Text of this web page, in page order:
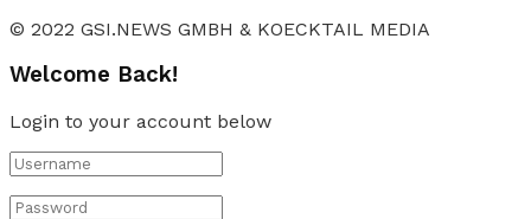
© 2022 GSI.NEWS GMBH & KOECKTAIL MEDIA
Welcome Back!
Login to your account below